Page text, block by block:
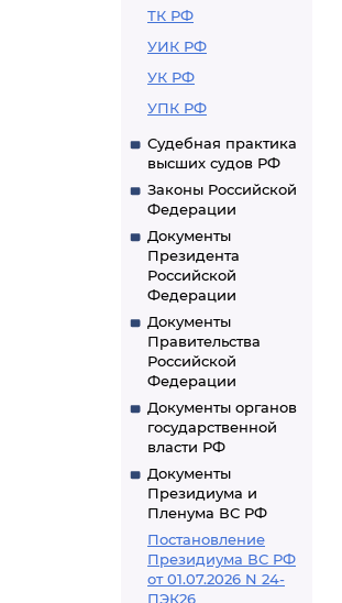
ТК РФ
УИК РФ
УК РФ
УПК РФ
Судебная практика
высших судов РФ
Законы Российской
Федерации
Документы
Президента
Российской
Федерации
Документы
Правительства
Российской
Федерации
Документы органов
государственной
власти РФ
Документы
Президиума и
Пленума ВС РФ
Постановление
Президиума ВС РФ
от 01.07.2026 N 24-
ПЭК26